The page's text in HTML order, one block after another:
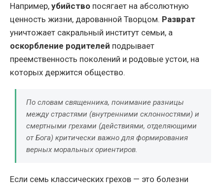
Например, убийство посягает на абсолютную
ценность жизни, дарованной Творцом. Разврат
уничтожает сакральный институт семьи, а
оскорбление родителей подрывает
преемственность поколений и родовые устои, на
которых держится общество.
По словам священника, понимание разницы
между страстями (внутренними склонностями) и
смертными грехами (действиями, отделяющими
от Бога) критически важно для формирования
верных моральных ориентиров.
Если семь классических грехов — это болезни